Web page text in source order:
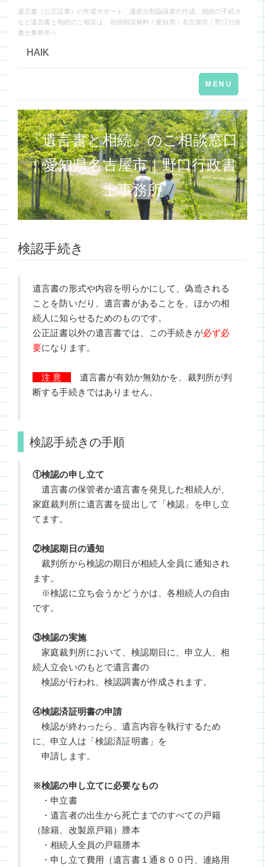
遺言書（公正証書）の作成サポート、遺産分割協議書の作成、相続の手続き
など遺言書と相続のご相談は、初回相談無料！愛知県｜名古屋市｜野口行政
書士事務所へ
HAIK
Toggle
navigation
MENU
『遺言書と相続』のご相談窓口
｜愛知県名古屋市｜野口行政書
士事務所
検認手続き
遺言書の形式や内容を明らかにして、偽造される
ことを防いだり、遺言書があることを、ほかの相
続人に知らせるためのものです。
公正証書以外の遺言書では、この手続きが必ず必
要になります。
注 意
遺言書が有効か無効かを、裁判所が判
断する手続きではありません。
検認手続きの手順
①検認の申し立て
遺言書の保管者か遺言書を発見した相続人が、
家庭裁判所に遺言書を提出して「検認」を申し立
てます。
②検認期日の通知
裁判所から検認の期日が相続人全員に通知され
ます。
※検認に立ち会うかどうかは、各相続人の自由
です。
③検認の実施
家庭裁判所において、検認期日に、申立人、相
続人立会いのもとで遺言書の
検認が行われ、検認調書が作成されます。
④検認済証明書の申請
検認が終わったら、遺言内容を執行するため
に、申立人は「検認済証明書」を
申請します。
※検認の申し立てに必要なもの
・申立書
・遺言者の出生から死亡までのすべての戸籍
（除籍、改製原戸籍）謄本
・相続人全員の戸籍謄本
・申し立て費用（遺言書１通８００円、連絡用